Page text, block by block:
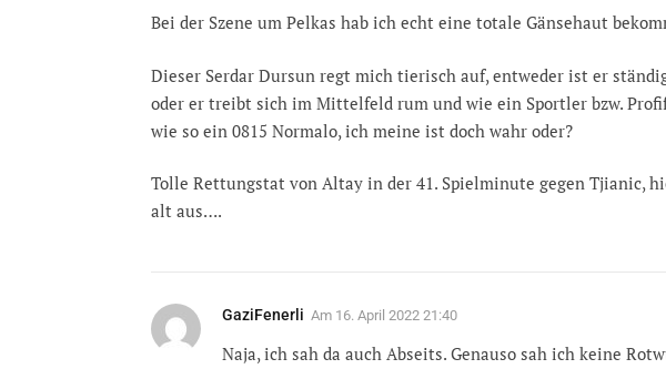
Bei der Szene um Pelkas hab ich echt eine totale Gänsehaut
Dieser Serdar Dursun regt mich tierisch auf, entweder ist er
oder er treibt sich im Mittelfeld rum und wie ein Sportler bzw.
wie so ein 0815 Normalo, ich meine ist doch wahr oder?
Tolle Rettungstat von Altay in der 41. Spielminute gegen Tjianic,
alt aus….
GaziFenerli Am 16. April 2022 21:40
Naja, ich sah da auch Abseits. Genauso sah ich keine